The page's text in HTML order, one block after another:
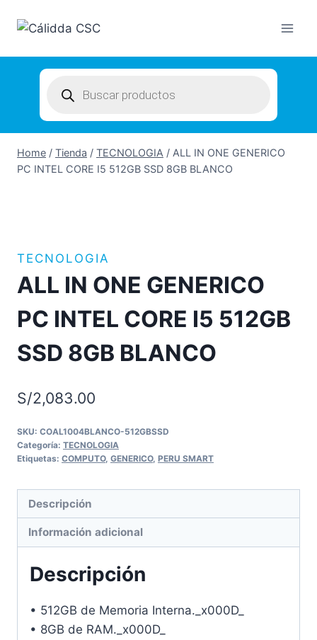
search
Home / Tienda / TECNOLOGIA / ALL IN ONE GENERICO
PC INTEL CORE I5 512GB SSD 8GB BLANCO
TECNOLOGIA
ALL IN ONE GENERICO
PC INTEL CORE I5 512GB
SSD 8GB BLANCO
S/2,083.00
SKU: COAL1004BLANCO-512GBSSD
Categoría: TECNOLOGIA
Etiquetas: COMPUTO, GENERICO, PERU SMART
Descripción
Información adicional
Descripción
• 512GB de Memoria Interna._x000D_
• 8GB de RAM._x000D_